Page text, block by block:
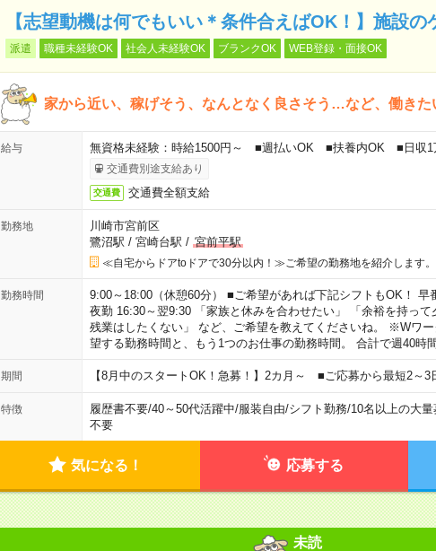
【志望動機は何でもいい＊条件合えばOK！】施設の
派遣 職種未経験OK 社会人未経験OK ブランクOK WEB登録・面接OK
家から近い、稼げそう、なんとなく良さそう…など、働きた
給与 無資格未経験：時給1500円～ ■週払いOK ■扶養内OK ■日収1
交通費別途支給あり
交通費 交通費全額支給
勤務地
川崎市宮前区
鷺沼駅 / 宮崎台駅 / 宮前平駅
≪自宅からドアtoドアで30分以内！≫ご希望の勤務地を紹介します。
勤務時間
9:00～18:00（休憩60分） ■ご希望があれば下記シフトもOK！ 早
夜勤 16:30～翌9:30 「家族と休みを合わせたい」 「余裕を持っ
残業はしたくない」 など、ご希望を教えてくださいね。 ※Wワ
望する勤務時間と、もう1つのお仕事の勤務時間。 合計で週40時
期間 【8月中のスタートOK！急募！】2カ月～ ■ご応募から最短2～3
特徴 履歴書不要/40～50代活躍中/服装自由/シフト勤務/10名以上の大量
不要
気になる！ 応募する
未読